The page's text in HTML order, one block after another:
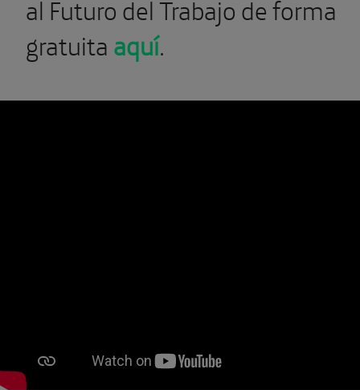
al Futuro del Trabajo de forma
gratuitaaquí.